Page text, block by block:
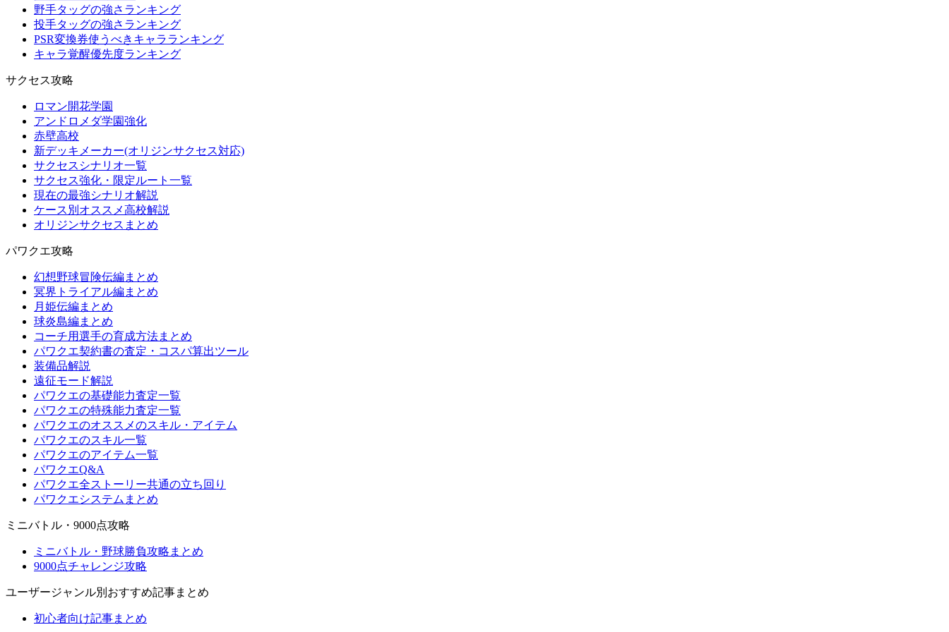
野手タッグの強さランキング
投手タッグの強さランキング
PSR変換券使うべきキャラランキング
キャラ覚醒優先度ランキング
サクセス攻略
ロマン開花学園
アンドロメダ学園強化
赤壁高校
新デッキメーカー(オリジンサクセス対応)
サクセスシナリオ一覧
サクセス強化・限定ルート一覧
現在の最強シナリオ解説
ケース別オススメ高校解説
オリジンサクセスまとめ
パワクエ攻略
幻想野球冒険伝編まとめ
冥界トライアル編まとめ
月姫伝編まとめ
球炎島編まとめ
コーチ用選手の育成方法まとめ
パワクエ契約書の査定・コスパ算出ツール
装備品解説
遠征モード解説
パワクエの基礎能力査定一覧
パワクエの特殊能力査定一覧
パワクエのオススメのスキル・アイテム
パワクエのスキル一覧
パワクエのアイテム一覧
パワクエQ&A
パワクエ全ストーリー共通の立ち回り
パワクエシステムまとめ
ミニバトル・9000点攻略
ミニバトル・野球勝負攻略まとめ
9000点チャレンジ攻略
ユーザージャンル別おすすめ記事まとめ
初心者向け記事まとめ